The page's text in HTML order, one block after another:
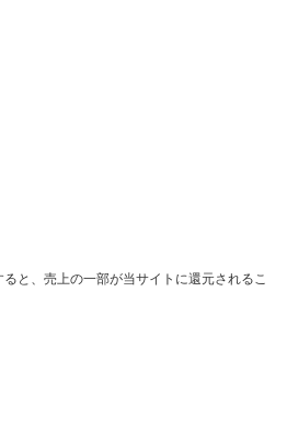
と、売上の一部が当サイトに還元されるこ